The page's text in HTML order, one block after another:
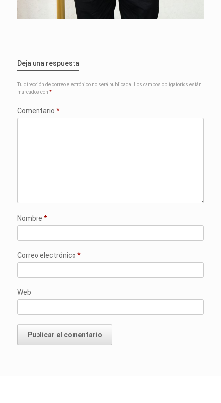
Deja una respuesta
Tu dirección de correo electrónico no será publicada. Los campos obligatorios están
marcados con *
Comentario *
Nombre *
Correo electrónico *
Web